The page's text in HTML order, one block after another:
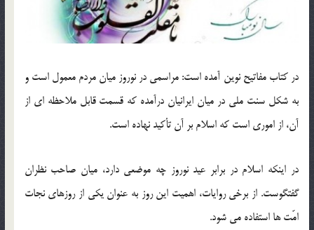
در کتاب مفاتیح نوین آمده است: مراسمی در نوروز میان مردم معمول است و
به شکل سنت ملی در میان ایرانیان درآمده که قسمت قابل ملاحظه ای از
آن، از اموری است که اسلام بر آن تأکید نهاده است.
در اینکه اسلام در برابر عید نوروز چه موضعی دارد، میان صاحب نظران
گفتگوست. از برخی روایات، اهمیت این روز به عنوان یکی از روزهای نجات
امّت ها استفاده می شود.